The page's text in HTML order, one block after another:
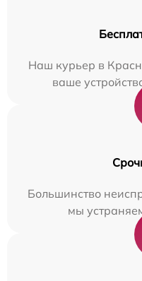
Наш курьер в
ваше
Большинство
мы